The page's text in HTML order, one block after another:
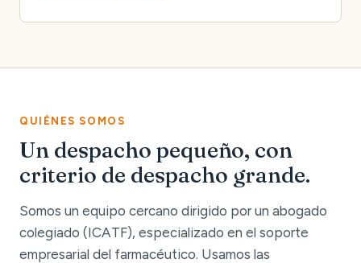
QUIÉNES SOMOS
Un despacho pequeño, con
criterio de despacho grande.
Somos un equipo cercano dirigido por un abogado
colegiado (ICATF), especializado en el soporte
empresarial del farmacéutico. Usamos las